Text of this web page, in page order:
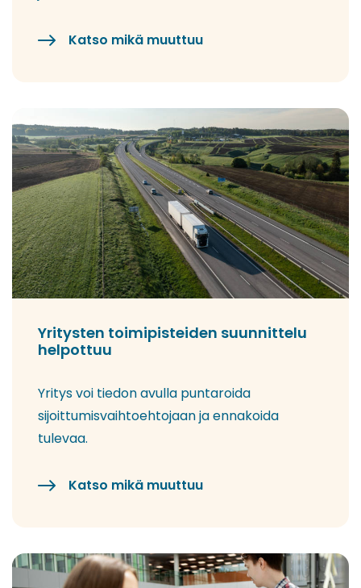
Katso mikä muuttuu
Yritysten toimipisteiden suunnittelu
helpottuu
Yritys voi tiedon avulla puntaroida
sijoittumisvaihtoehtojaan ja ennakoida
tulevaa.
Katso mikä muuttuu